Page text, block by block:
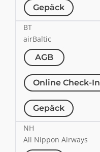
Gepäck
BT
airBaltic
AGB
Online Check-In
Gepäck
NH
All Nippon Airways